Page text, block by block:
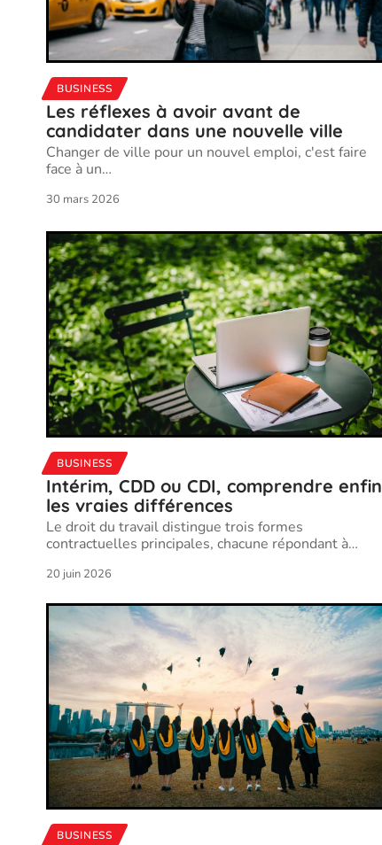
BUSINESS
Les réflexes à avoir avant de
candidater dans une nouvelle ville
Changer de ville pour un nouvel emploi, c'est faire
face à un…
30 mars 2026
BUSINESS
Intérim, CDD ou CDI, comprendre enfin
les vraies différences
Le droit du travail distingue trois formes
contractuelles principales, chacune répondant à…
20 juin 2026
BUSINESS